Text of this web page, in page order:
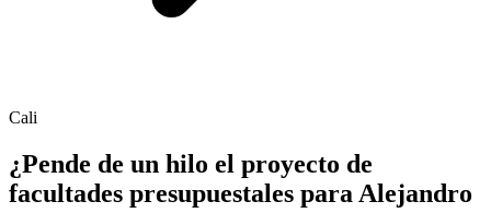
Cali
¿Pende de un hilo el proyecto de
facultades presupuestales para Alejandro